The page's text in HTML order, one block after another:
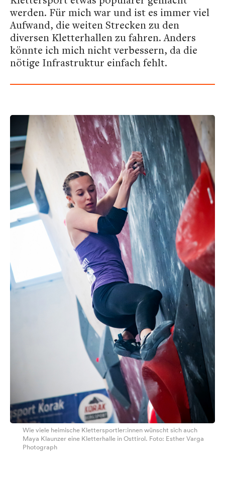
werden. Für mich war und ist es immer viel
Aufwand, die weiten Strecken zu den
diversen Kletterhallen zu fahren. Anders
könnte ich mich nicht verbessern, da die
nötige Infrastruktur einfach fehlt.
Wie viele heimische Klettersportler:innen wünscht sich auch
Maya Klaunzer eine Kletterhalle in Osttirol. Foto: Esther Varga
Photograph